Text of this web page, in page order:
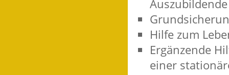
Hilfe zum
Ergänzende
einer